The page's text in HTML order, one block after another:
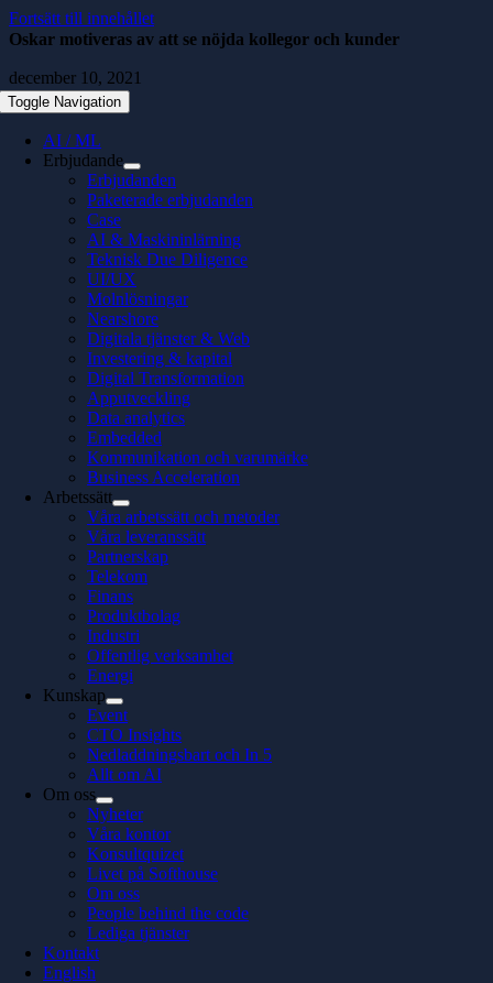
Fortsätt till innehållet
Toggle Navigation
AI / ML
Erbjudande
Erbjudanden
Paketerade erbjudanden
Case
AI & Maskininlärning
Teknisk Due Diligence
UI/UX
Molnlösningar
Nearshore
Digitala tjänster & Web
Investering & kapital
Digital Transformation
Apputveckling
Data analytics
Embedded
Kommunikation och varumärke
Business Acceleration
Arbetssätt
Våra arbetssätt och metoder
Våra leveranssätt
Partnerskap
Telekom
Finans
Produktbolag
Industri
Offentlig verksamhet
Energi
Kunskap
Event
CTO Insights
Nedladdningsbart och In 5
Allt om AI
Om oss
Nyheter
Våra kontor
Konsultquizet
Livet på Softhouse
Om oss
People behind the code
Lediga tjänster
Kontakt
English
Oskar motiveras av att se nöjda kollegor och kunder
december 10, 2021